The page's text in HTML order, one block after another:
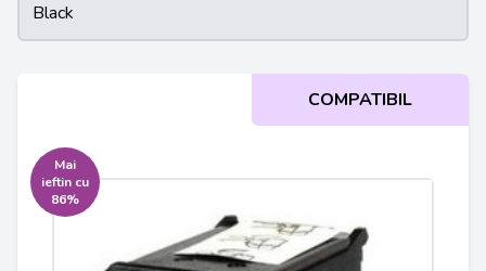
Black
COMPATIBIL
Mai
ieftin cu
86%